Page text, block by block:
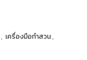
, เครื่องมือทำสวน,